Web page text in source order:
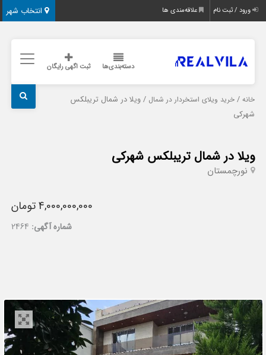
انتخاب شهر ورود / ثبت نام علاقه‌مندی ها
دسته‌بندی‌ها ثبت اگهی رایگان
خانه /خرید ویلای استخردار در شمال / ویلا در شمال تریبلکس
شهرکی
ویلا در شمال تریبلکس شهرکی
نورچمستان
4,000,000,000 تومان
شماره آگهی: 2464